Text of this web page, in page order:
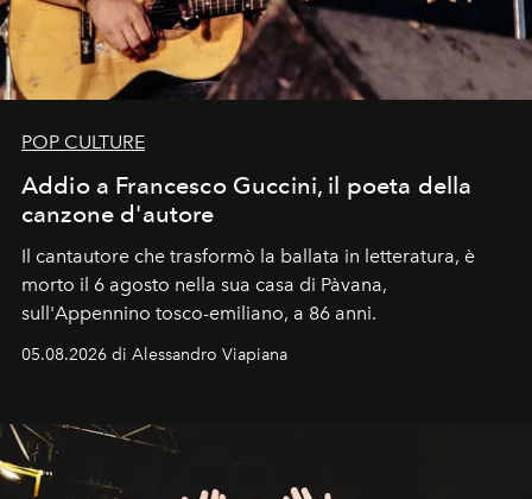
POP CULTURE
Addio a Francesco Guccini, il poeta della
canzone d'autore
Il cantautore che trasformò la ballata in letteratura, è
morto il 6 agosto nella sua casa di Pàvana,
sull'Appennino tosco-emiliano, a 86 anni.
05.08.2026 di Alessandro Viapiana